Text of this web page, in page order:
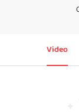
Video